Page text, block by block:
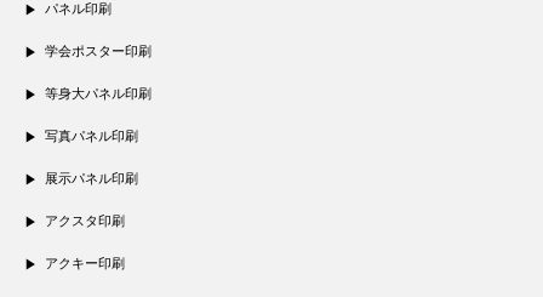
パネル印刷
学会ポスター印刷
等身大パネル印刷
写真パネル印刷
展示パネル印刷
アクスタ印刷
アクキー印刷